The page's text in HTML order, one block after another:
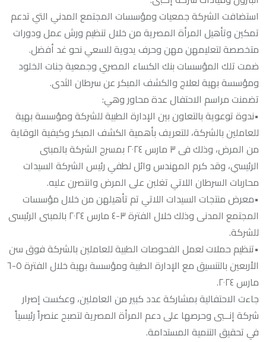
استضافت الشركة جمعيات ومؤسسات المجتمع المدني التي تدعم
تمكين وتأهيل المرأة المصرية من خلال تنظيم ورش عمل ودورات
متخصصة لتعليمهن مهن وحرف يدوية للسعي نحو غد أفضل.
ضمت تلك المؤسسات بنك الكساء المصري وجمعية جنات الخلود
ومؤسسة بهية لعلاج والكشف المبكر عن سرطان الثدى.
تضمنت مراسم الاحتفال عدة محاور وهي:
•ندوة توعوية بالتعاون بين الإدارة الطبية للشركة ومؤسسة بهية
للعاملين بالشركة، للتعريف بأهمية الكشف المبكر وكيفية الوقاية
من المرض، وذلك فى ٣ مارس ٢٠٢٤ بمسرح الشركة بالمبنى
الرئيسي، وقد كرم المهندس وائل لطفي رئيس الشركة السيدات
محاربات السرطان اللاتي تغلبن على المرض وانتصرن عليه.
•معرض منتجات السيدات اللاتي تم تأهيلهن من خلال مؤسسات
المجتمع المدنى وذلك خلال الفترة ٣-٤ مارس ٢٠٢٤ بالمبنى الرئيسى
للشركة.
•تنظيم حملات لعمل الفحوصات الطبية للعاملين بالشركة فوق سن
الأربعين بالتنسيق مع الإدارة الطبية ومؤسسة بهية خلال الفترة ٥-٦
مارس ٢٠٢٤.
جاءت الاحتفالية بمشاركة عدد كبير من العاملين، وعكست إصرار
شركة إنــبى وحرصها على دعم المرأة المصرية لتصبح عنصراً رئيسياً
في تحقيق التنمية المستدامة.